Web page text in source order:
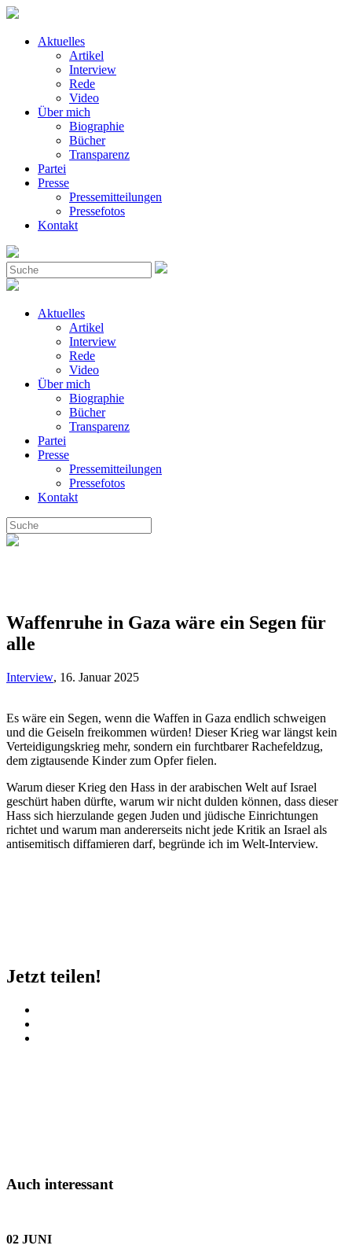
Aktuelles
Artikel
Interview
Rede
Video
Über mich
Biographie
Bücher
Transparenz
Partei
Presse
Pressemitteilungen
Pressefotos
Kontakt
Aktuelles
Artikel
Interview
Rede
Video
Über mich
Biographie
Bücher
Transparenz
Partei
Presse
Pressemitteilungen
Pressefotos
Kontakt
Waffenruhe in Gaza wäre ein Segen für
alle
Interview, 16. Januar 2025
Es wäre ein Segen, wenn die Waffen in Gaza endlich schweigen
und die Geiseln freikommen würden! Dieser Krieg war längst kein
Verteidigungskrieg mehr, sondern ein furchtbarer Rachefeldzug,
dem zigtausende Kinder zum Opfer fielen.
Warum dieser Krieg den Hass in der arabischen Welt auf Israel
geschürt haben dürfte, warum wir nicht dulden können, dass dieser
Hass sich hierzulande gegen Juden und jüdische Einrichtungen
richtet und warum man andererseits nicht jede Kritik an Israel als
antisemitisch diffamieren darf, begründe ich im Welt-Interview.
Jetzt teilen!
Auch interessant
02 JUNI